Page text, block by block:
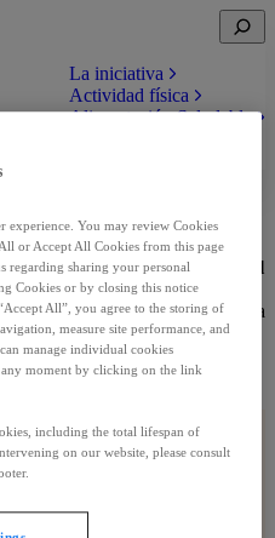
Open
search
La iniciativa
Actividad física
Alimentación Saludable
una situación deinflamación
la alimentación, influye en el
cuerpo. Este vídeo te explica
en el día a día para llevar una
que se deben limitar o evitar por
podrían perjudicar el estado
de vida.
Oncóloga médica.
Huesca.
Qué debemos saber
Ver Video
experience. You may review Cookies
or Accept All Cookies from this page
regarding sharing your personal
Cookies or by closing this notice
All”, you agree to the storing of
measure site performance, and
manage individual cookies
moment by clicking on the link
including the total lifespan of
on our website, please consult